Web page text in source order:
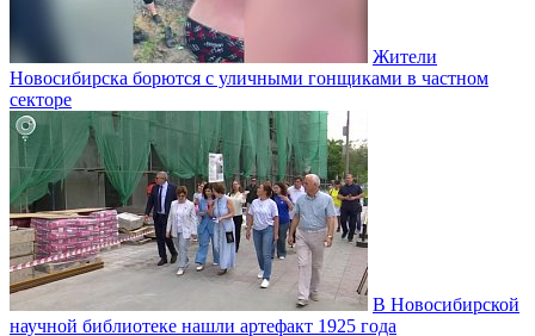
Жители
Новосибирска борются с уличными гонщиками в частном
секторе
В Новосибирской
научной библиотеке нашли артефакт 1925 года